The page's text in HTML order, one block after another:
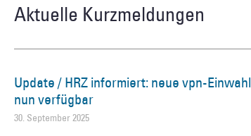
Aktuelle Kurzmeldungen
Update / HRZ informiert: neue vpn-Einwahl
nun verfügbar
30. September 2025